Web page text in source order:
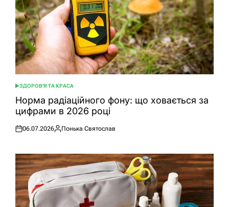
ОПУБЛІКУВАТИ
У
ЗДОРОВ'Я ТА КРАСА
Норма радіаційного фону: що ховається за
цифрами в 2026 році
Оприлюднено
06.07.2026
Опубліковано
Понька Святослав